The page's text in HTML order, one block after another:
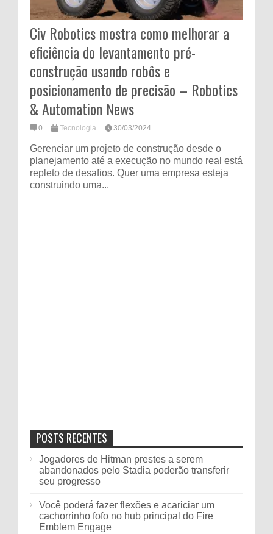
Civ Robotics mostra como melhorar a
eficiência do levantamento pré-
construção usando robôs e
posicionamento de precisão – Robotics
& Automation News
0 Tecnologia 30/03/2024
Gerenciar um projeto de construção desde o
planejamento até a execução no mundo real está
repleto de desafios. Quer uma empresa esteja
construindo uma...
POSTS RECENTES
Jogadores de Hitman prestes a serem
abandonados pelo Stadia poderão transferir
seu progresso
Você poderá fazer flexões e acariciar um
cachorrinho fofo no hub principal do Fire
Emblem Engage